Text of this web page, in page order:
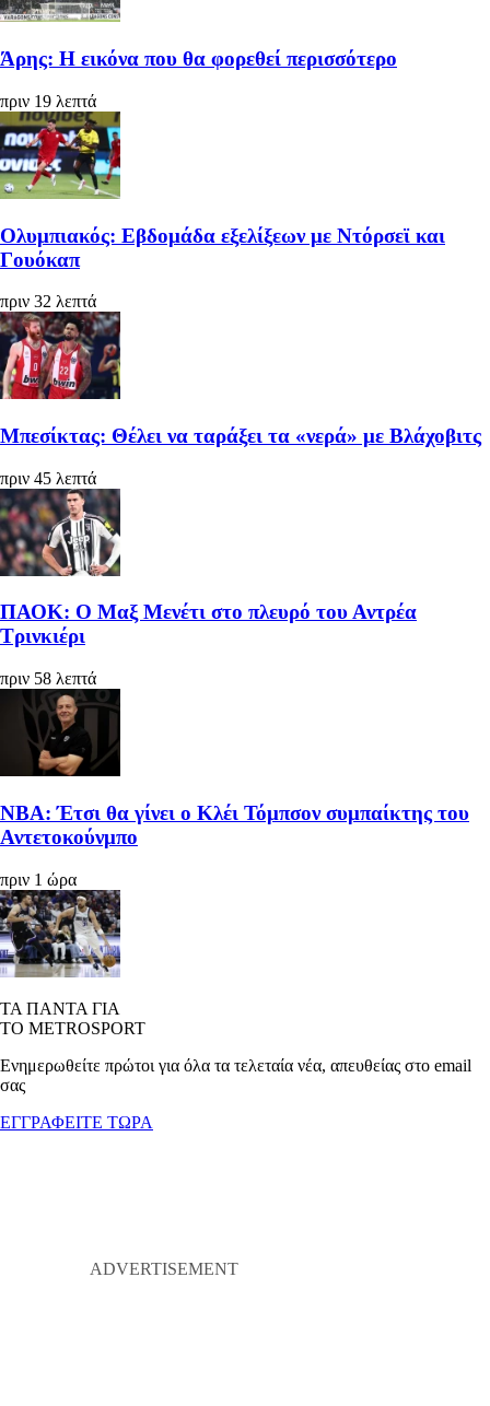
Άρης: Η εικόνα που θα φορεθεί περισσότερο
πριν 19 λεπτά
Ολυμπιακός: Εβδομάδα εξελίξεων με Ντόρσεϊ και
Γουόκαπ
πριν 32 λεπτά
Μπεσίκτας: Θέλει να ταράξει τα «νερά» με Βλάχοβιτς
πριν 45 λεπτά
ΠΑΟΚ: Ο Μαξ Μενέτι στο πλευρό του Αντρέα
Τρινκιέρι
πριν 58 λεπτά
ΝΒΑ: Έτσι θα γίνει ο Κλέι Τόμπσον συμπαίκτης του
Αντετοκούνμπο
πριν 1 ώρα
ΤΑ ΠΑΝΤΑ ΓΙΑ
ΤΟ METROSPORT
Ενημερωθείτε πρώτοι για όλα τα τελεταία νέα, απευθείας στο email
σας
ΕΓΓΡΑΦΕΙΤΕ ΤΩΡΑ